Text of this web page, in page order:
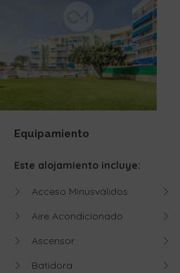
Equipamiento
Este alojamiento incluye:
Acceso Minusválidos
Aire Acondicionado
Ascensor
Batidora